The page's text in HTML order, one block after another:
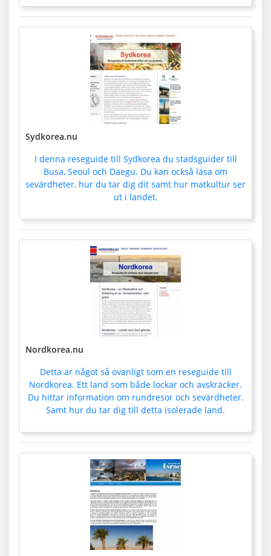
Sydkorea.nu
I denna reseguide till Sydkorea du stadsguider till
Busa, Seoul och Daegu. Du kan också läsa om
sevärdheter, hur du tar dig dit samt hur matkultur ser
ut i landet.
Nordkorea.nu
Detta är något så ovanligt som en reseguide till
Nordkorea. Ett land som både lockar och avskräcker.
Du hittar information om rundresor och sevärdheter.
Samt hur du tar dig till detta isolerade land.